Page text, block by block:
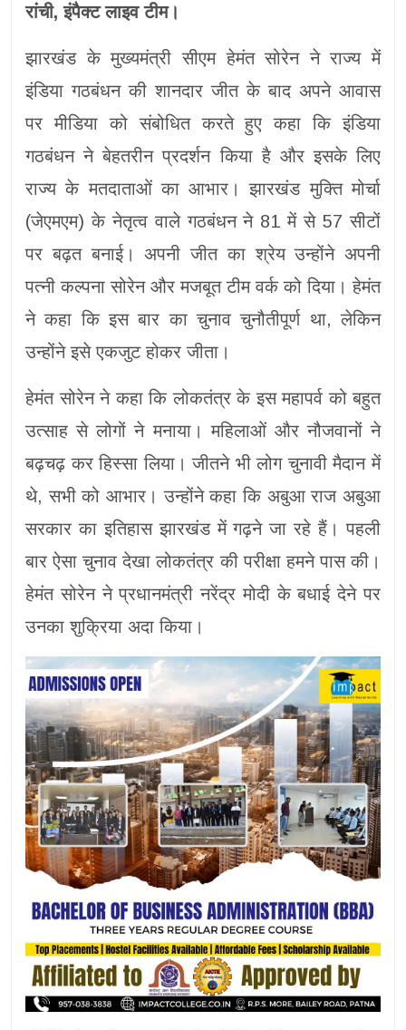
रांची, इंपैक्ट लाइव टीम।
झारखंड के मुख्यमंत्री सीएम हेमंत सोरेन ने राज्य में
इंडिया गठबंधन की शानदार जीत के बाद अपने आवास
पर मीडिया को संबोधित करते हुए कहा कि इंडिया
गठबंधन ने बेहतरीन प्रदर्शन किया है और इसके लिए
राज्य के मतदाताओं का आभार। झारखंड मुक्ति मोर्चा
(जेएमएम) के नेतृत्व वाले गठबंधन ने 81 में से 57 सीटों
पर बढ़त बनाई। अपनी जीत का श्रेय उन्होंने अपनी
पत्नी कल्पना सोरेन और मजबूत टीम वर्क को दिया। हेमंत
ने कहा कि इस बार का चुनाव चुनौतीपूर्ण था, लेकिन
उन्होंने इसे एकजुट होकर जीता।
हेमंत सोरेन ने कहा कि लोकतंत्र के इस महापर्व को बहुत
उत्साह से लोगों ने मनाया। महिलाओं और नौजवानों ने
बढ़चढ़ कर हिस्सा लिया। जीतने भी लोग चुनावी मैदान में
थे, सभी को आभार। उन्होंने कहा कि अबुआ राज अबुआ
सरकार का इतिहास झारखंड में गढ़ने जा रहे हैं। पहली
बार ऐसा चुनाव देखा लोकतंत्र की परीक्षा हमने पास की।
हेमंत सोरेन ने प्रधानमंत्री नरेंद्र मोदी के बधाई देने पर
उनका शुक्रिया अदा किया।